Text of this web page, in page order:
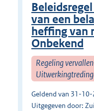
van een
heffing van
Onbekend
Regeling
Geldend van 31-
Uitgegeven door: